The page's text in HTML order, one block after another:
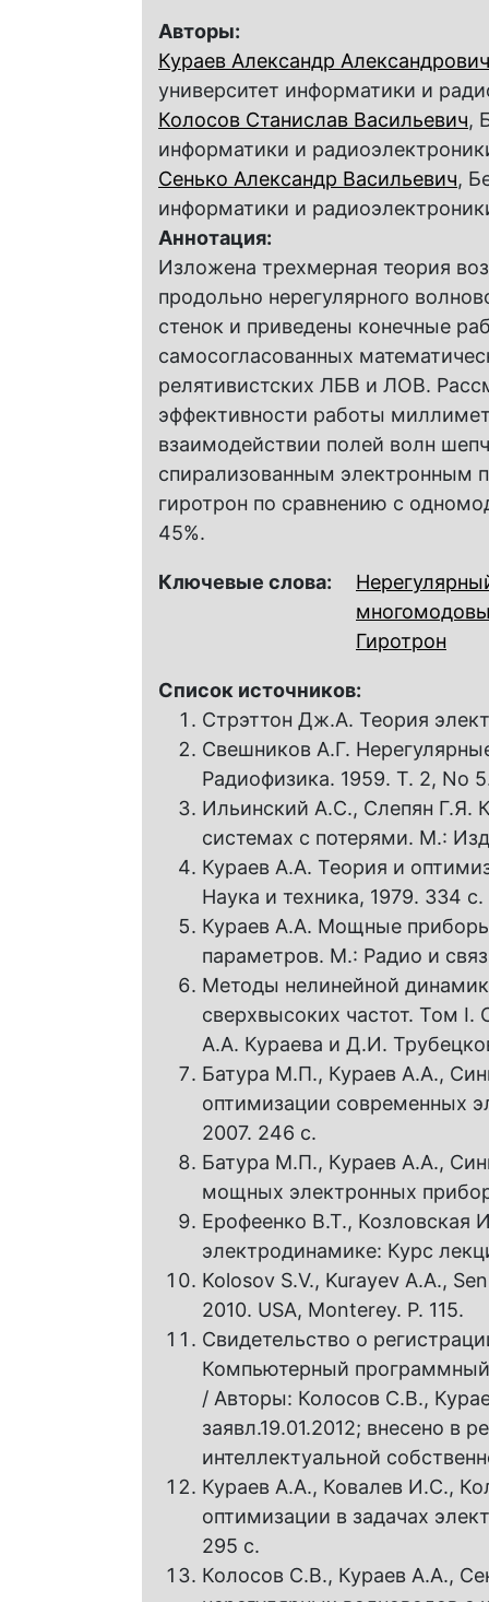
Авторы:
Кураев Александр Александрович
университет информатики и
Колосов Станислав Васильевич,
информатики и
Сенько Александр Васильевич,
информатики и
Аннотация:
Изложена трехмерная теория
продольно нерегулярного
стенок и приведены конечные
самосогласованных
релятивистских ЛБВ и ЛОВ.
эффективности работы
взаимодействии полей волн
спирализованным электронным
гиротрон по сравнению с
45%.
Ключевые слова:
Гиротрон
Список источников:
Стрэттон Дж.А. Теория
Свешников А.Г.
Радиофизика. 1959. Т. 2, No
Ильинский А.С., Слепян Г.Я.
системах с потерями. М.:
Кураев А.А. Теория и
Наука и техника, 1979. 334 с.
Кураев А.А. Мощные
параметров. М.: Радио и
Методы нелинейной
сверхвысоких частот. Том
А.А. Кураева и Д.И.
Батура М.П., Кураев А.А.,
оптимизации современных
2007. 246 с.
Батура М.П., Кураев А.А.,
мощных электронных
Ерофеенко В.Т., Козловская
электродинамике: Курс
Kolosov S.V., Kurayev A.A.,
2010. USA, Monterey. P. 115.
Свидетельство о
Компьютерный
/ Авторы: Колосов С.В.,
заявл.19.01.2012; внесено в
интеллектуальной
Кураев А.А., Ковалев И.С.,
оптимизации в задачах
295 c.
Колосов С.В., Кураев А.А.,